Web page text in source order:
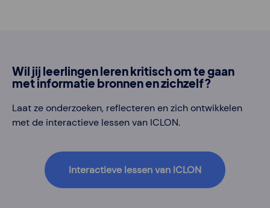
Wil jij leerlingen leren kritisch om te gaan
met informatie bronnen en zichzelf?
Laat ze onderzoeken, reflecteren en zich ontwikkelen
met de interactieve lessen van ICLON.
Interactieve lessen van ICLON